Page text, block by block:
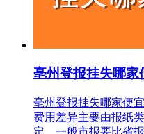
亳州登报挂失哪家
亳州登报挂失哪家便
费用差异主要由报纸
定。一般市报要比省